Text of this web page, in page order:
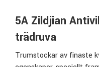
5A Zildjian
trädruva
Trumstockar av finaste
egenskaper, speciellt